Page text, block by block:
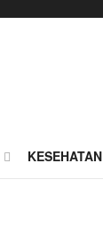
KESEHATAN